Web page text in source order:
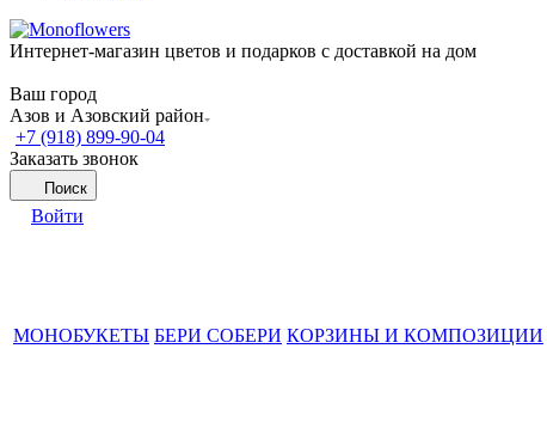
Интернет-магазин цветов и подарков с доставкой на дом
Ваш город
Азов и Азовский район
+7 (918) 899-90-04
Заказать звонок
Поиск
Войти
МОНОБУКЕТЫ БЕРИ СОБЕРИ КОРЗИНЫ И КОМПОЗИЦИИ